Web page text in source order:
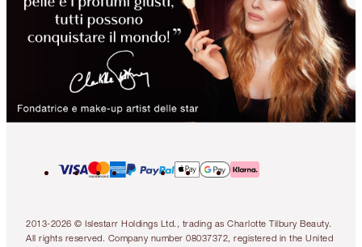
2013-2026 © Islestarr Holdings Ltd., trading as Charlotte Tilbury Beauty.
All rights reserved. Company number 08037372, registered in the United